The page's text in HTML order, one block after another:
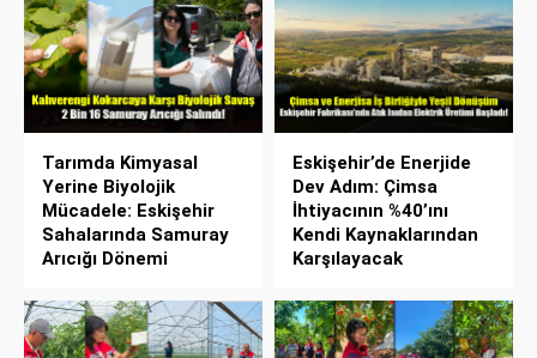
Tarımda Kimyasal
Yerine Biyolojik
Mücadele: Eskişehir
Sahalarında Samuray
Arıcığı Dönemi
Eskişehir’de Enerjide
Dev Adım: Çimsa
İhtiyacının %40’ını
Kendi Kaynaklarından
Karşılayacak